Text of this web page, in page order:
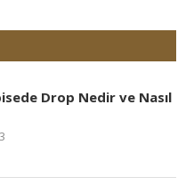
Drop Nedir ve Nasıl